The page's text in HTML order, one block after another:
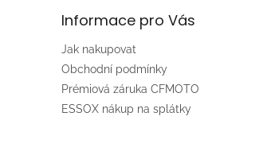
Informace pro Vás
Jak nakupovat
Obchodní podmínky
Prémiová záruka CFMOTO
ESSOX nákup na splátky